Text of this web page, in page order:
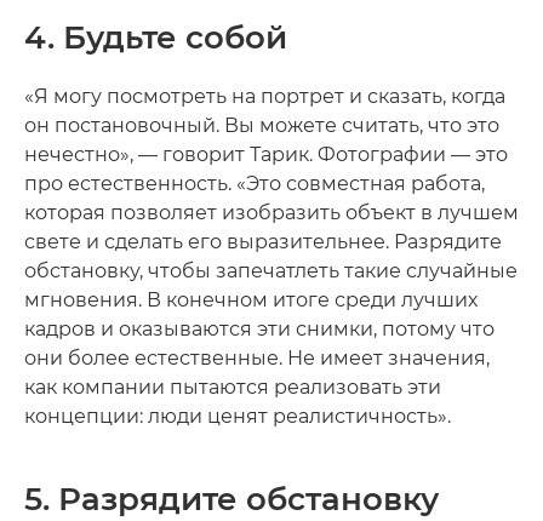
4. Будьте собой
«Я могу посмотреть на портрет и сказать, когда
он постановочный. Вы можете считать, что это
нечестно», — говорит Тарик. Фотографии — это
про естественность. «Это совместная работа,
которая позволяет изобразить объект в лучшем
свете и сделать его выразительнее. Разрядите
обстановку, чтобы запечатлеть такие случайные
мгновения. В конечном итоге среди лучших
кадров и оказываются эти снимки, потому что
они более естественные. Не имеет значения,
как компании пытаются реализовать эти
концепции: люди ценят реалистичность».
5. Разрядите обстановку